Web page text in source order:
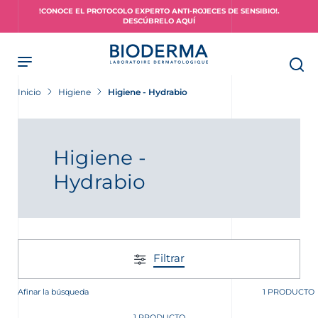
!CONOCE EL PROTOCOLO EXPERTO ANTI-ROJECES DE SENSIBIO!.
DESCÚBRELO AQUÍ
Inicio Higiene Higiene - Hydrabio
Higiene -
Hydrabio
Filtrar
Afinar la búsqueda 1 PRODUCTO